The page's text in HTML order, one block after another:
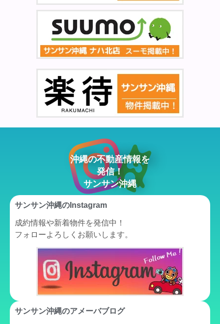
沖縄の不動産情報を
発信！
サンサン沖縄
サンサン沖縄の Instagram
成約情報や新着物件を発信中！
フォローよろしくお願いします。
サンサン沖縄のアメーバブログ